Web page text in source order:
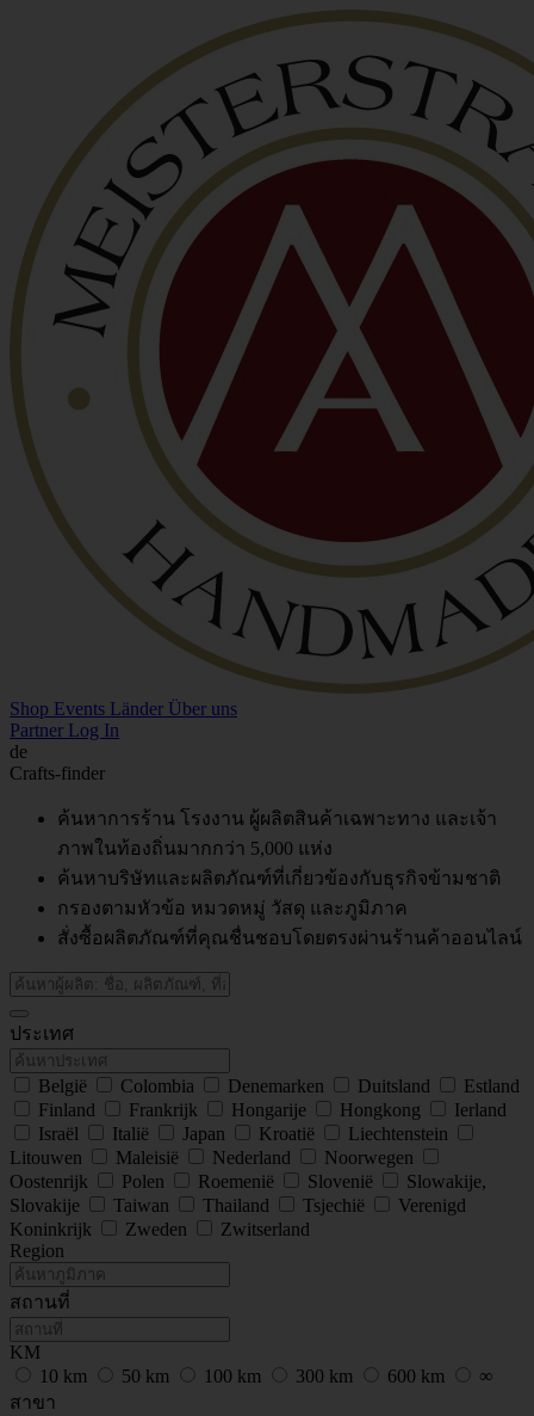
Shop Events Länder Über uns
Partner Log In
de
Crafts-finder
ค้นหาการร้าน โรงงาน ผู้ผลิตสินค้าเฉพาะทาง และเจ้า
ภาพในท้องถิ่นมากกว่า 5,000 แห่ง
ค้นหาบริษัทและผลิตภัณฑ์ที่เกี่ยวข้องกับธุรกิจข้ามชาติ
กรองตามหัวข้อ หมวดหมู่ วัสดุ และภูมิภาค
สั่งซื้อผลิตภัณฑ์ที่คุณชื่นชอบโดยตรงผ่านร้านค้าออนไลน์
ประเทศ
België Colombia Denemarken Duitsland
Estland
Finland
Frankrijk Hongarije Hongkong
Ierland
Israël
Italië Japan Kroatië
Liechtenstein
Litouwen
Maleisië Nederland
Noorwegen
Oostenrijk
Polen Roemenië Slovenië
Slowakije,
Slovakije
Taiwan Thailand Tsjechië
Verenigd
Koninkrijk
Zweden
Zwitserland
Region
สถานที่
KM
10 km
50 km 100 km 300 km 600 km
∞
สาขา